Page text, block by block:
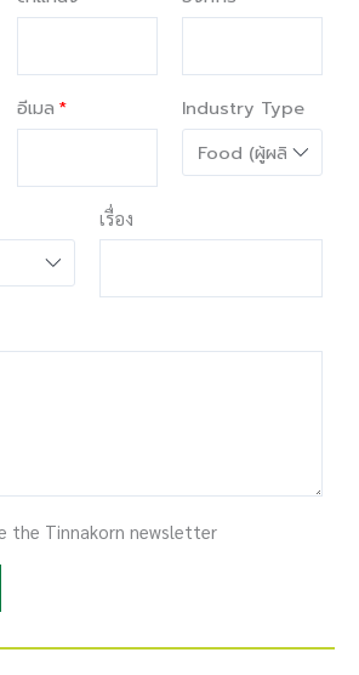
อีเมล Industry Type
เรื่อง
the Tinnakorn newsletter